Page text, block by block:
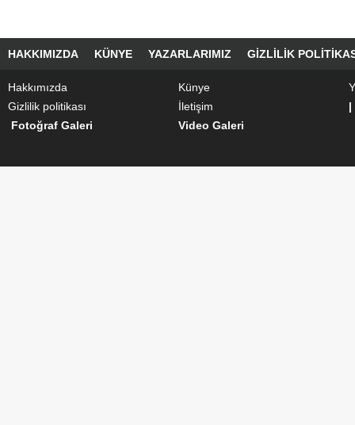
HAKKIMIZDA KÜNYE YAZARLARIMIZ GIZLILIK
Hakkımızda Künye
Gizlilik politikası
İletişim
|
Fotoğraf Galeri
Video Galeri